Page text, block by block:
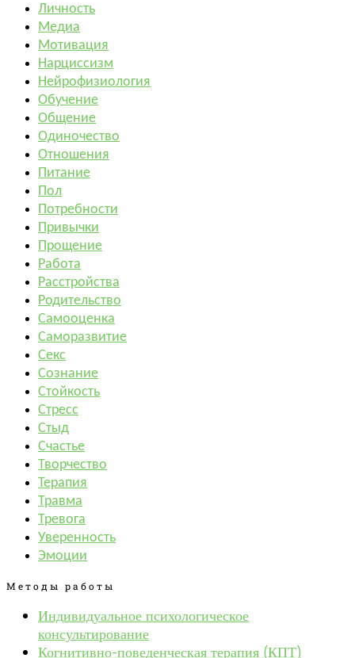
Личность
Медиа
Мотивация
Нарциссизм
Нейрофизиология
Обучение
Общение
Одиночество
Отношения
Питание
Пол
Потребности
Привычки
Прощение
Работа
Расстройства
Родительство
Самооценка
Саморазвитие
Секс
Сознание
Стойкость
Стресс
Стыд
Счастье
Творчество
Терапия
Травма
Тревога
Уверенность
Эмоции
Методы работы
Индивидуальное психологическое
консультирование
Когнитивно-поведенческая терапия (КПТ)